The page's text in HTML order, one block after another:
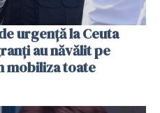
urgență la Ceuta
au năvălit pe
mobiliza toate